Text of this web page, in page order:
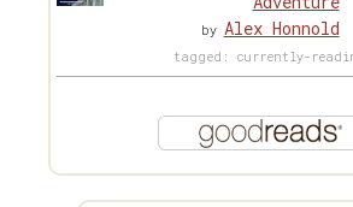
by Alex Honnold
tagged: currently-